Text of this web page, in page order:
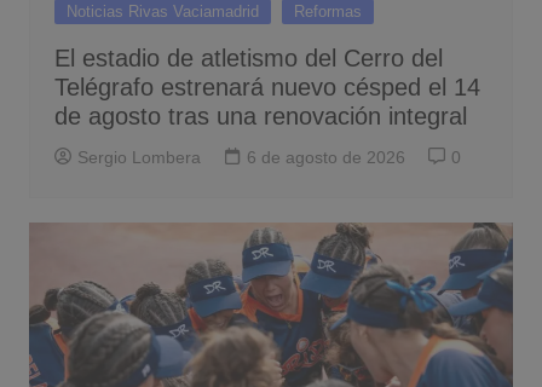
Noticias Rivas Vaciamadrid Reformas
El estadio de atletismo del Cerro del
Telégrafo estrenará nuevo césped el 14
de agosto tras una renovación integral
Sergio Lombera 6 de agosto de 2026 0